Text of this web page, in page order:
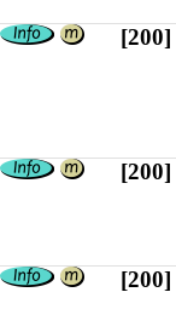
[200]
[200]
[200]